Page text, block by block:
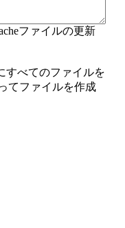
ファイルの更新
すべてのファイルを
てファイルを作成